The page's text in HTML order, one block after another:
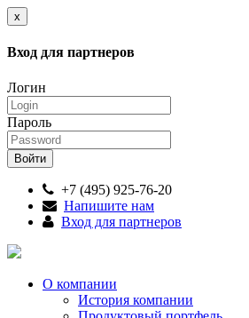
x
Вход для партнеров
Логин
Пароль
+7 (495) 925-76-20
Напишите нам
Вход для партнеров
О компании
История компании